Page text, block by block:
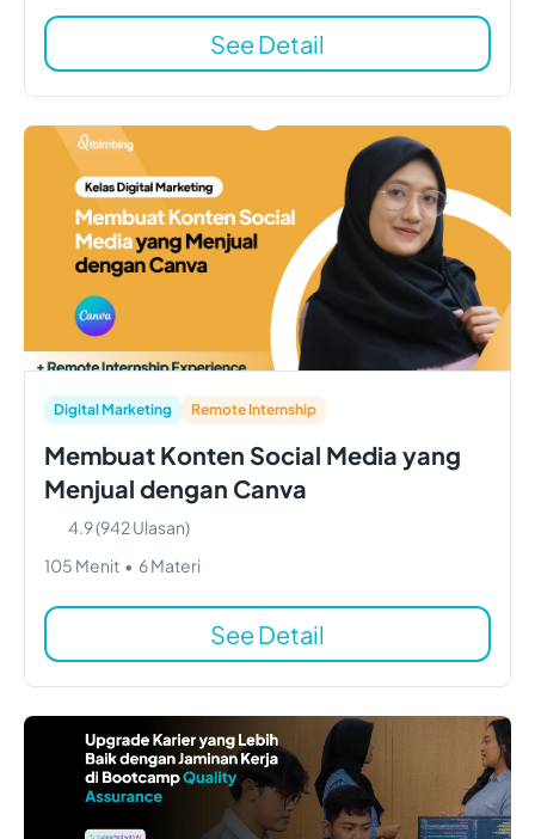
See Detail
Digital Marketing Remote Internship
Membuat Konten Social Media yang
Menjual dengan Canva
4.9(942Ulasan)
105 Menit • 6Materi
See Detail